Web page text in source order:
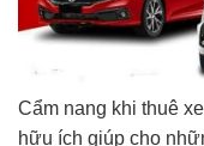
Cẩm nang khi thuê
hữu ích giúp cho